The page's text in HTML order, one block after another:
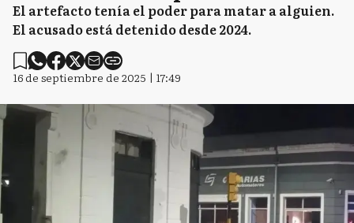
El artefacto tenía el poder para matar a alguien.
El acusado está detenido desde 2024.
16 de septiembre de 2025 | 17:49